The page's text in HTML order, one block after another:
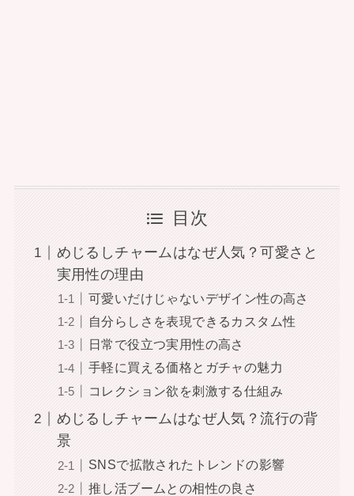
目次
めじるしチャームはなぜ人気？可愛さと
実用性の理由
可愛いだけじゃないデザイン性の高さ
自分らしさを表現できるカスタム性
日常で役立つ実用性の高さ
手軽に買える価格とガチャの魅力
コレクション欲を刺激する仕組み
めじるしチャームはなぜ人気？流行の背
景
SNSで拡散されたトレンドの影響
推し活ブームとの相性の良さ